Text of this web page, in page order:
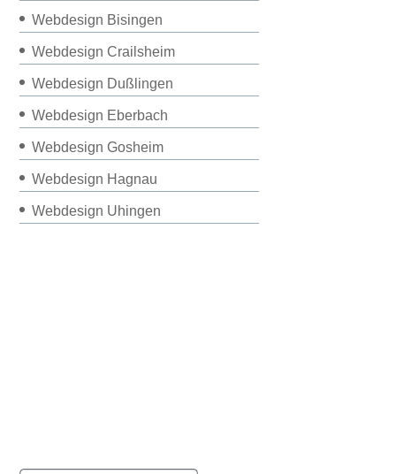
Webdesign Bisingen
Webdesign Crailsheim
Webdesign Dußlingen
Webdesign Eberbach
Webdesign Gosheim
Webdesign Hagnau
Webdesign Uhingen